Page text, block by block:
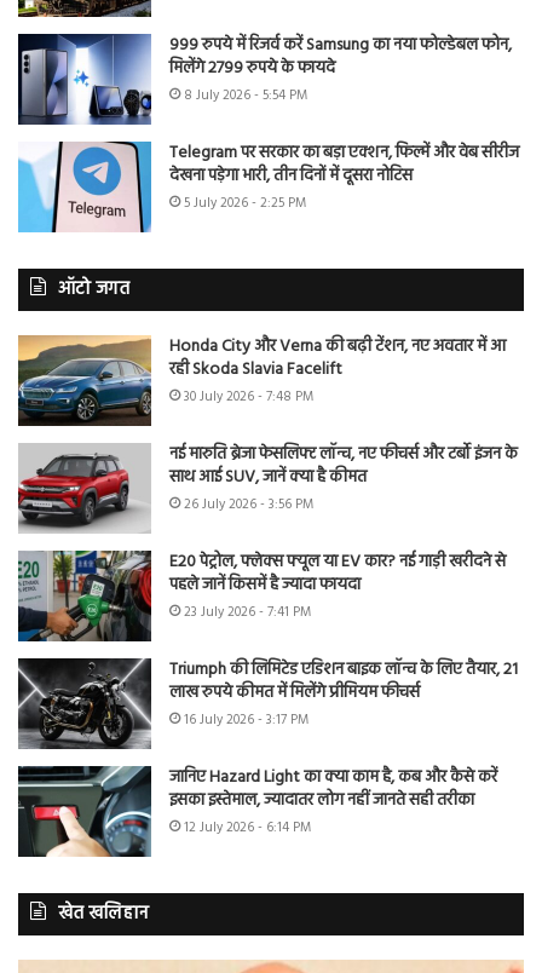
999 रुपये में रिजर्व करें Samsung का नया फोल्डेबल फोन,
मिलेंगे 2799 रुपये के फायदे
8 July 2026 - 5:54 PM
Telegram पर सरकार का बड़ा एक्शन, फिल्में और वेब सीरीज
देखना पड़ेगा भारी, तीन दिनों में दूसरा नोटिस
5 July 2026 - 2:25 PM
ऑटो जगत
Honda City और Verna की बढ़ी टेंशन, नए अवतार में आ
रही Skoda Slavia Facelift
30 July 2026 - 7:48 PM
नई मारुति ब्रेजा फेसलिफ्ट लॉन्च, नए फीचर्स और टर्बो इंजन के
साथ आई SUV, जानें क्या है कीमत
26 July 2026 - 3:56 PM
E20 पेट्रोल, फ्लेक्स फ्यूल या EV कार? नई गाड़ी खरीदने से
पहले जानें किसमें है ज्यादा फायदा
23 July 2026 - 7:41 PM
Triumph की लिमिटेड एडिशन बाइक लॉन्च के लिए तैयार, 21
लाख रुपये कीमत में मिलेंगे प्रीमियम फीचर्स
16 July 2026 - 3:17 PM
जानिए Hazard Light का क्या काम है, कब और कैसे करें
इसका इस्तेमाल, ज्यादातर लोग नहीं जानते सही तरीका
12 July 2026 - 6:14 PM
खेत खलिहान